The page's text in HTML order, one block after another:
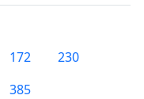
172
230
385